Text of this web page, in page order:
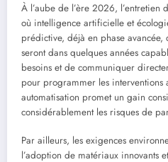
À l’aube de l’ère 2026, l’entretien
où intelligence artificielle et
prédictive, déjà en phase avancée,
seront dans quelques années
besoins et de communiquer
pour programmer les interventions
automatisation promet un gain
considérablement les risques de
Par ailleurs, les exigences
l’adoption de matériaux innovants